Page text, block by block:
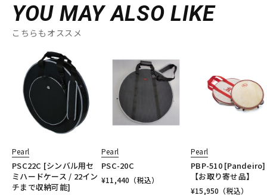
YOU MAY ALSO LIKE
こちらもオススメ
Pearl
PSC22C [シンバル用セ
ミハードケース / 22イン
チまで収納可能]
Pearl
PSC-20C
¥11,440 （税込）
Pearl
PBP-510 [Pandeiro]
【お取り寄せ品】
¥15,950 （税込）